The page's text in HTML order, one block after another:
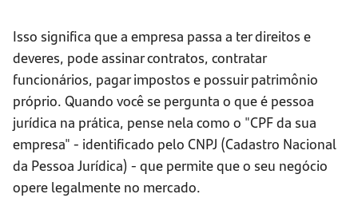
Isso significa que a empresa passa a ter direitos e
deveres, pode assinar contratos, contratar
funcionários, pagar impostos e possuir patrimônio
próprio. Quando você se pergunta o que é pessoa
jurídica na prática, pense nela como o "CPF da sua
empresa" - identificado pelo CNPJ (Cadastro Nacional
da Pessoa Jurídica) - que permite que o seu negócio
opere legalmente no mercado.